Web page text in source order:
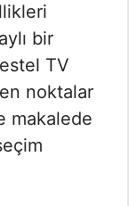
bir
TV
noktalar
makalede